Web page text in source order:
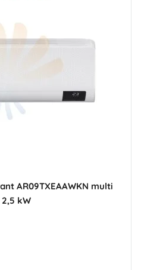
AR09TXEAAWKN multi
kW